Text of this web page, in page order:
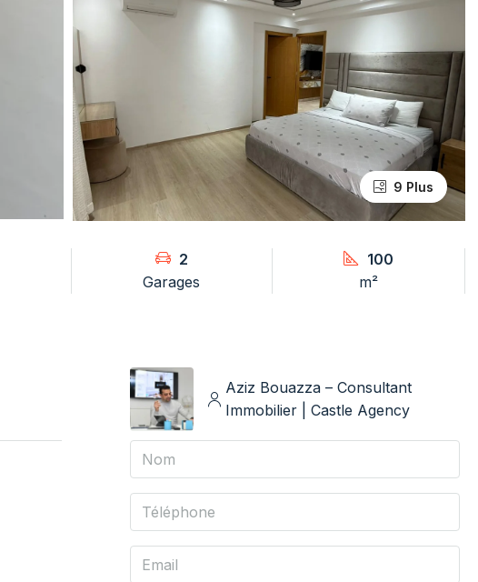
9 Plus
2
Garages
100
m²
Aziz Bouazza – Consultant
Immobilier | Castle Agency